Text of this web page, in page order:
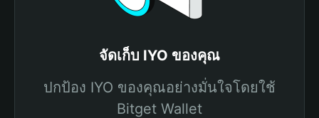
จัดเก็บ IYO ของคุณ
ปกป้อง IYO ของคุณอย่างมั่นใจโดยใช้
Bitget Wallet